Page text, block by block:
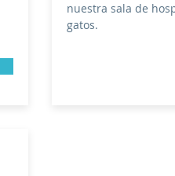
nuestra sala de
gatos.